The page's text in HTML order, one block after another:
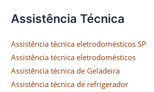
Assistência Técnica
Assistência técnica eletrodomésticos SP
Assistência técnica eletrodomésticos
Assistência técnica de Geladeira
Assistência técnica de refrigerador